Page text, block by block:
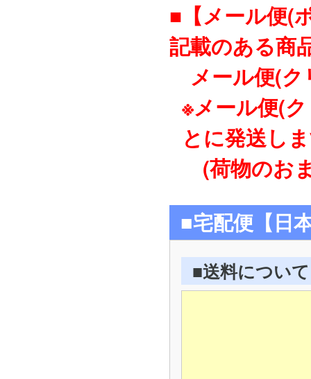
■【メール便(
記載のある商
メール便(ク
※メール便(
とに発送し
(荷物のお
■宅配便【日
■送料について